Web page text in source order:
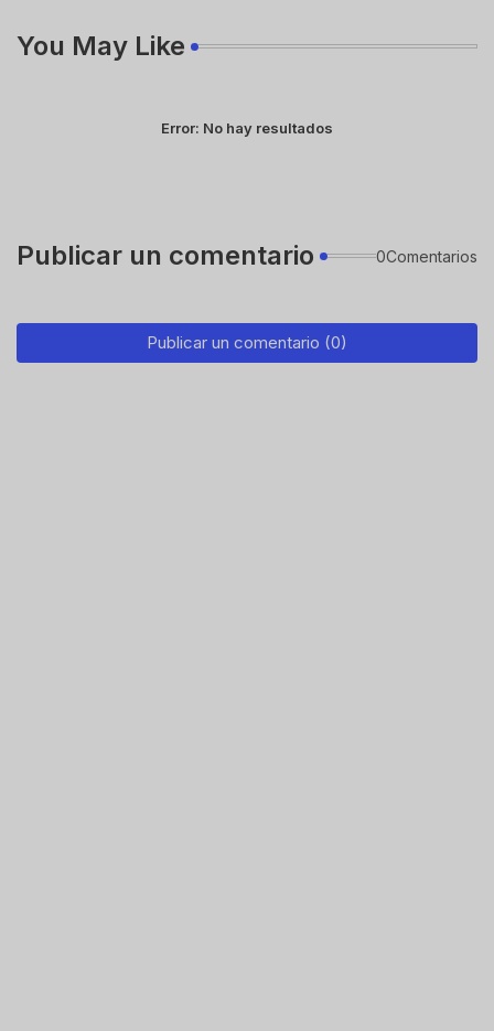
You May Like
Error: No hay resultados
Publicar un comentario 0Comentarios
Publicar un comentario (0)